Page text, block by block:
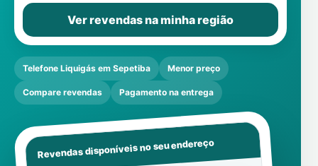
Ver revendas na minha região
Telefone Liquigás em Sepetiba Menor preço
Compare revendas Pagamento na entrega
Revendas disponíveis no seu endereço